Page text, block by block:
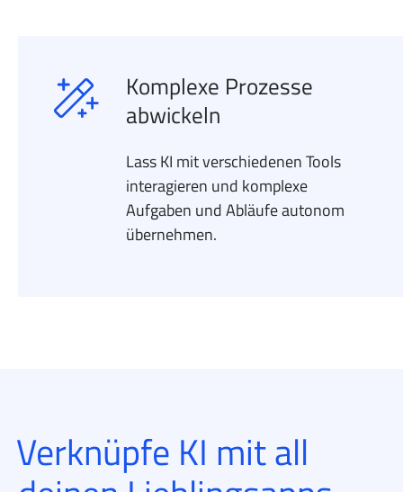
Komplexe Prozesse
abwickeln
Lass KI mit verschiedenen Tools
interagieren und komplexe
Aufgaben und Abläufe autonom
übernehmen.
Verknüpfe KI mit all